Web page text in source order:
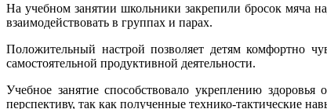
На учебном занятии школьники закрепили бросок мяча
взаимодействовать в группах и парах.
Положительный настрой позволяет детям комфортно
самостоятельной продуктивной деятельности.
Учебное занятие способствовало укреплению
перспективу, так как полученные технико-тактические